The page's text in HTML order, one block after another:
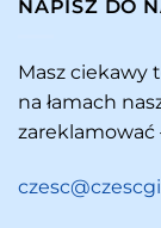
NAPISZ DO
Masz ciekawy
na łamach
zareklamować